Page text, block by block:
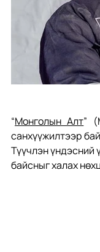
“Монголын Алт”
санхүүжилтээр
Түүчлэн үндэсний
байсныг халах